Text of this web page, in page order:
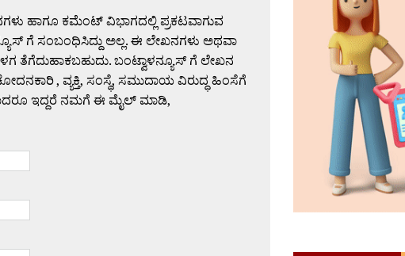
ಹಾಗೂ ಕಮೆಂಟ್ ವಿಭಾಗದಲ್ಲಿ ಪ್ರಕಟವಾಗುವ
ಗೆ ಸಂಬಂಧಿಸಿದ್ದು ಅಲ್ಲ. ಈ ಲೇಖನಗಳು ಅಥವಾ
ತೆಗೆದುಹಾಕಬಹುದು. ಬಂಟ್ವಾಳನ್ಯೂಸ್ ಗೆ ಲೇಖನ
, ವ್ಯಕ್ತಿ, ಸಂಸ್ಥೆ, ಸಮುದಾಯ ವಿರುದ್ಧ ಹಿಂಸೆಗೆ
ಇದ್ದರೆ ನಮಗೆ ಈ ಮೈಲ್ ಮಾಡಿ,